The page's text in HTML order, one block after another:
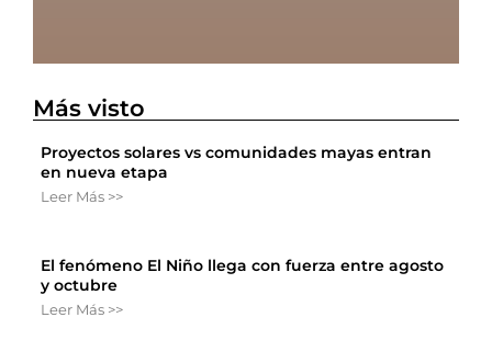
Más visto
Proyectos solares vs comunidades mayas entran
en nueva etapa
Leer Más >>
El fenómeno El Niño llega con fuerza entre agosto
y octubre
Leer Más >>